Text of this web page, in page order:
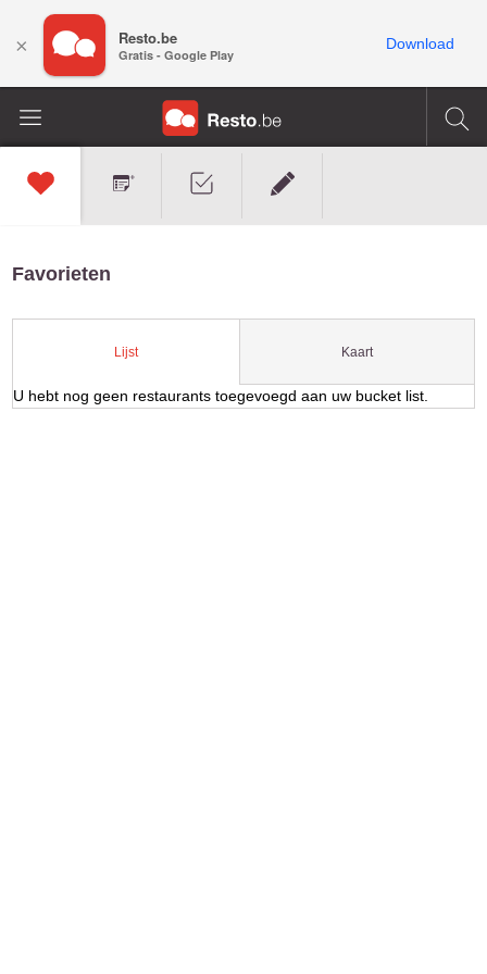
Favorieten
Lijst Kaart
U hebt nog geen restaurants toegevoegd aan uw bucket list.
× Resto.be
Gratis - Google Play
Download